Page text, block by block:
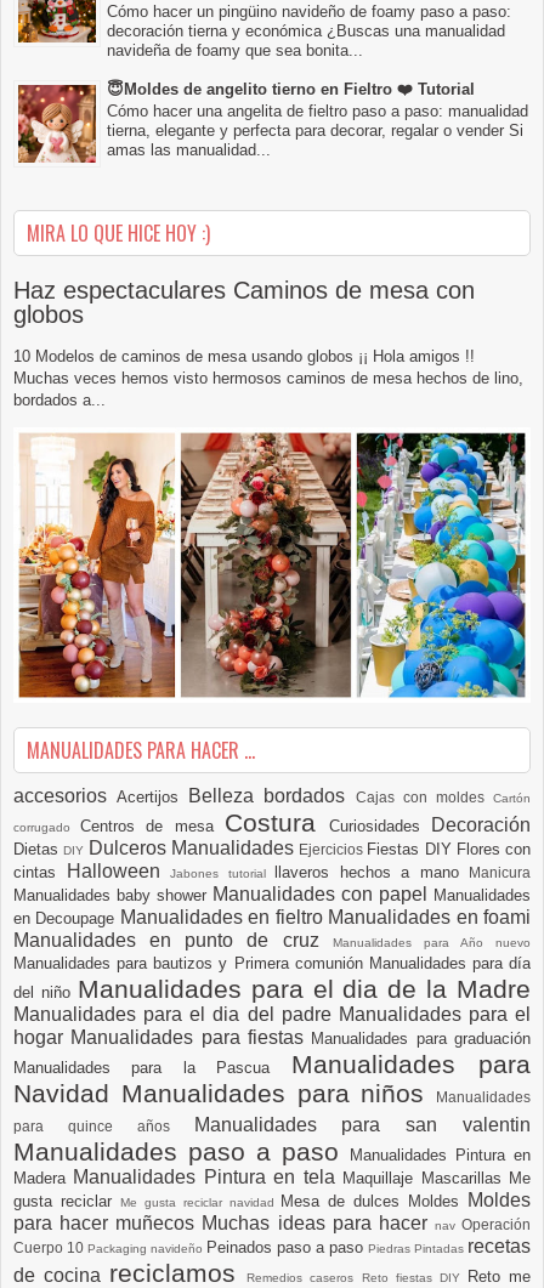
Cómo hacer un pingüino navideño de foamy paso a paso:
decoración tierna y económica ¿Buscas una manualidad
navideña de foamy que sea bonita...
😇Moldes de angelito tierno en Fieltro ❤️ Tutorial
Cómo hacer una angelita de fieltro paso a paso: manualidad
tierna, elegante y perfecta para decorar, regalar o vender Si
amas las manualidad...
MIRA LO QUE HICE HOY :)
Haz espectaculares Caminos de mesa con
globos
10 Modelos de caminos de mesa usando globos ¡¡ Hola amigos !!
Muchas veces hemos visto hermosos caminos de mesa hechos de lino,
bordados a...
MANUALIDADES PARA HACER ...
accesoriosAcertijos Belleza bordados Cajas con moldesCartón
corrugadoCentros de mesa Costura Curiosidades Decoración
DietasDIY Dulceros Manualidades Ejercicios Fiestas DIY Flores con
cintas
Halloween Jabones tutorial llaveros hechos a mano Manicura
Manualidades baby shower Manualidades con papel
Manualidades
en Decoupage Manualidades en fieltro Manualidades en foami
Manualidades en punto de cruz
Manualidades para Año nuevo
Manualidades para bautizos y Primera comunión Manualidades para día
del niño Manualidades para el dia de la Madre
Manualidades para el dia del padre Manualidades para el
hogar Manualidades para fiestas Manualidades para graduación
Manualidades para la Pascua Manualidades para
Navidad Manualidades para niños
Manualidades
para quince años
Manualidades para san valentin
Manualidades paso a paso
Manualidades Pintura en
Madera Manualidades Pintura en tela Maquillaje Mascarillas Me
gusta reciclar
Me gusta reciclar navidad Mesa de dulces Moldes
Moldes
para hacer muñecos Muchas ideas para hacer nav Operación
Cuerpo 10 Packaging navideño Peinados paso a paso Piedras Pintadas recetas
de cocina reciclamosRemedios caseros Reto fiestas DIY
Reto me